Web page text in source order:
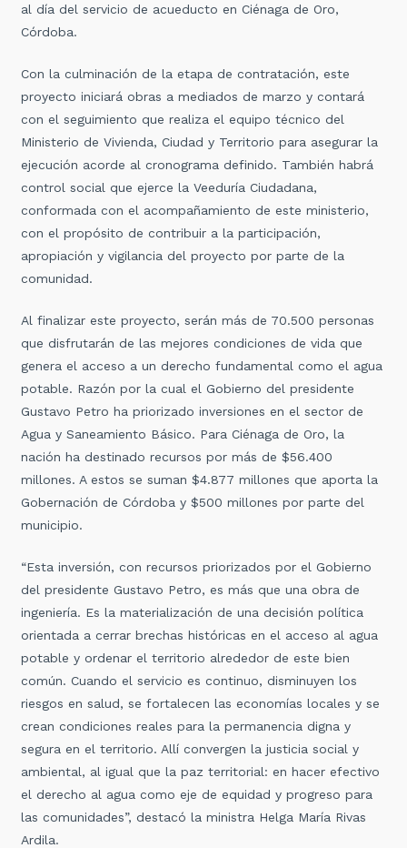
al día del servicio de acueducto en Ciénaga de Oro,
Córdoba.
Con la culminación de la etapa de contratación, este
proyecto iniciará obras a mediados de marzo y contará
con el seguimiento que realiza el equipo técnico del
Ministerio de Vivienda, Ciudad y Territorio para asegurar la
ejecución acorde al cronograma definido. También habrá
control social que ejerce la Veeduría Ciudadana,
conformada con el acompañamiento de este ministerio,
con el propósito de contribuir a la participación,
apropiación y vigilancia del proyecto por parte de la
comunidad.
Al finalizar este proyecto, serán más de 70.500 personas
que disfrutarán de las mejores condiciones de vida que
genera el acceso a un derecho fundamental como el agua
potable. Razón por la cual el Gobierno del presidente
Gustavo Petro ha priorizado inversiones en el sector de
Agua y Saneamiento Básico. Para Ciénaga de Oro, la
nación ha destinado recursos por más de $56.400
millones. A estos se suman $4.877 millones que aporta la
Gobernación de Córdoba y $500 millones por parte del
municipio.
“Esta inversión, con recursos priorizados por el Gobierno
del presidente Gustavo Petro, es más que una obra de
ingeniería. Es la materialización de una decisión política
orientada a cerrar brechas históricas en el acceso al agua
potable y ordenar el territorio alrededor de este bien
común. Cuando el servicio es continuo, disminuyen los
riesgos en salud, se fortalecen las economías locales y se
crean condiciones reales para la permanencia digna y
segura en el territorio. Allí convergen la justicia social y
ambiental, al igual que la paz territorial: en hacer efectivo
el derecho al agua como eje de equidad y progreso para
las comunidades”, destacó la ministra Helga María Rivas
Ardila.